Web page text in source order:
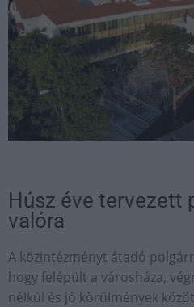
Húsz éve tervezett
valóra
A közintézményt átadó
hogy felépült a városháza,
nélkül és jó körülmények